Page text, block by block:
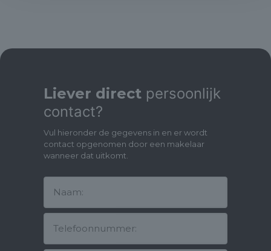
vloerverwarming.
- Zonnige tuin op het zuidwesten.
- Scholen en kinderopvang en winkelcentrum in directe
- Zeer goede verbinding met openbaar vervoer en
uitvalswegen.
- Keuken met dektonblad (Intermat voorheen Goedhart
- Inbouwkasten: garderobekast, kledingkast, tv-meubel,
boekenkast (DBD interiors Abcoude)
- Stuc- en schilderwerk (DKS stucadoors/Lagerweij).
- Op maat gemaakte raambekleding, overal horren/hordeuren,
Liever direct persoonlijk
contact?
Vul hieronder de gegevens in en er wordt
contact opgenomen door een makelaar
wanneer dat uitkomt.